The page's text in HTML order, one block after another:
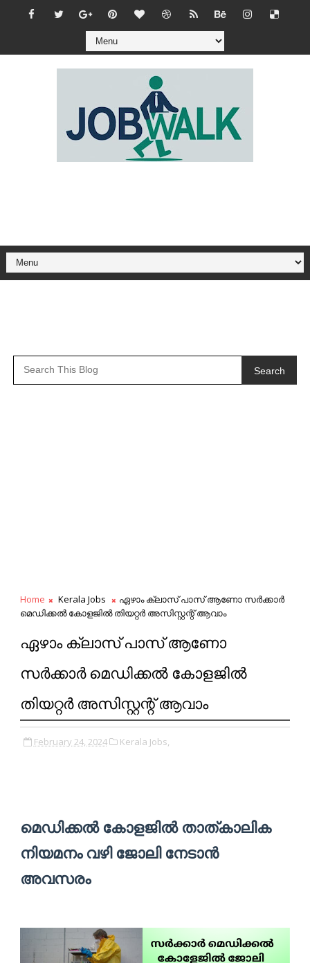
Search
Home Kerala Jobs
ഏഴാം ക്ലാസ് പാസ് ആണോ സര്‍ക്കാര്‍
മെഡിക്കല്‍ കോളജില്‍ തിയറ്റര്‍ അസിസ്റ്റന്റ് ആവാം
ഏഴാം ക്ലാസ് പാസ് ആണോ
സര്‍ക്കാര്‍ മെഡിക്കല്‍ കോളജില്‍
തിയറ്റര്‍ അസിസ്റ്റന്റ് ആവാം
February 24, 2024 Kerala Jobs,
മെഡിക്കല്‍ കോളജില്‍ താത്കാലിക
നിയമനം വഴി ജോലി നേടാൻ
അവസരം